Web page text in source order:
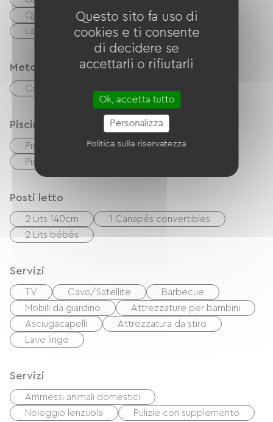
Quattro
Cappa
Réfrigérateur
Lave-vaisselle
congélateur
Metodi di pagamento
Controlli
Piscina
Piscina collettiva
Piscina all'aperto
Piscina riscaldata
Posti letto
2 Lits 140cm
1 Canapés convertibles
2 Lits bébés
Servizi
TV Cavo/Satellite
Barbecue
Mobili da giardino
Attrezzature per bambini
Asciugacapelli
Attrezzatura da stiro
Lave linge
Servizi
Ammessi animali domestici
Noleggio lenzuola
Pulizie con supplemento
Questo sito fa uso di
cookies e ti consente
di decidere se
accettarli o rifiutarli
Ok, accetta tutto
Personalizza
Politica sulla riservatezza